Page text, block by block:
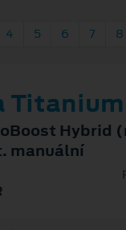
4 5 6 7 8
Titanium
Hybrid
manuální